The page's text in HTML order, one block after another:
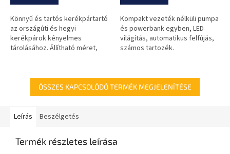
0,0
csillag.
Könnyű és tartós kerékpártartó
az országúti és hegyi
kerékpárok kényelmes
tárolásához. Állítható méret,
0,0
csillag.
Kompakt vezeték nélküli pumpa
és powerbank egyben, LED
világítás, automatikus felfújás,
számos tartozék.
ÖSSZES KAPCSOLÓDÓ TERMÉK MEGJELENÍTÉSE
Leírás Beszélgetés
Termék részletes leírása